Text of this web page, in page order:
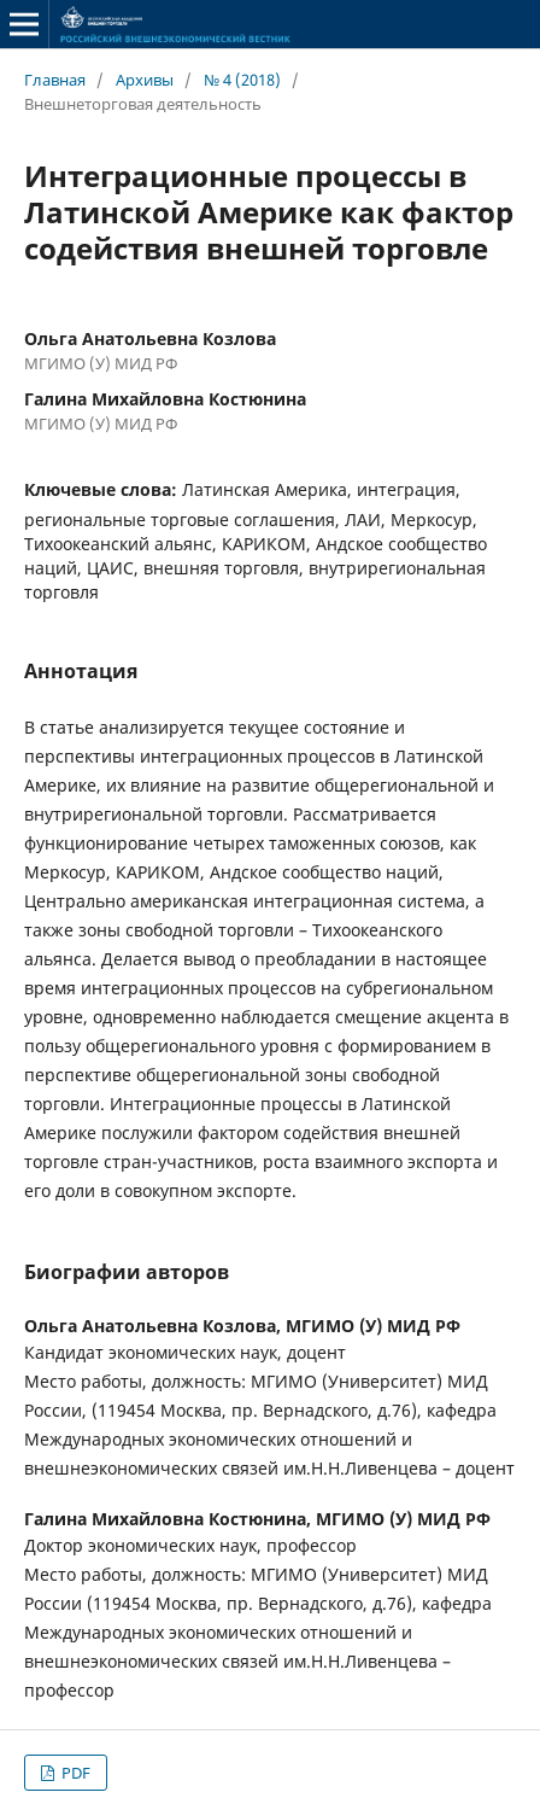
Главная / Архивы / № 4 (2018)
/
Внешнеторговая деятельность
Интеграционные процессы в
Латинской Америке как фактор
содействия внешней торговле
Ольга Анатольевна Козлова
МГИМО (У) МИД РФ
Галина Михайловна Костюнина
МГИМО (У) МИД РФ
Ключевые слова: Латинская Америка, интеграция,
региональные торговые соглашения, ЛАИ, Меркосур,
Тихоокеанский альянс, КАРИКОМ, Андское сообщество
наций, ЦАИС, внешняя торговля, внутрирегиональная
торговля
Аннотация
В статье анализируется текущее состояние и
перспективы интеграционных процессов в Латинской
Америке, их влияние на развитие общерегиональной и
внутрирегиональной торговли. Рассматривается
функционирование четырех таможенных союзов, как
Меркосур, КАРИКОМ, Андское сообщество наций,
Центрально американская интеграционная система, а
также зоны свободной торговли – Тихоокеанского
альянса. Делается вывод о преобладании в настоящее
время интеграционных процессов на субрегиональном
уровне, одновременно наблюдается смещение акцента в
пользу общерегионального уровня с формированием в
перспективе общерегиональной зоны свободной
торговли. Интеграционные процессы в Латинской
Америке послужили фактором содействия внешней
торговле стран-участников, роста взаимного экспорта и
его доли в совокупном экспорте.
Биографии авторов
Ольга Анатольевна Козлова, МГИМО (У) МИД РФ
Кандидат экономических наук, доцент
Место работы, должность: МГИМО (Университет) МИД
России, (119454 Москва, пр. Вернадского, д.76), кафедра
Международных экономических отношений и
внешнеэкономических связей им.Н.Н.Ливенцева – доцент
Галина Михайловна Костюнина, МГИМО (У) МИД РФ
Доктор экономических наук, профессор
Место работы, должность: МГИМО (Университет) МИД
России (119454 Москва, пр. Вернадского, д.76), кафедра
Международных экономических отношений и
внешнеэкономических связей им.Н.Н.Ливенцева –
профессор
PDF